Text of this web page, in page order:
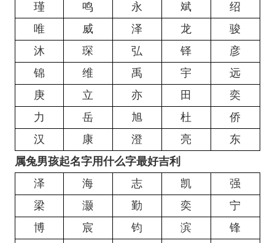
瑾
鸣 永 斌
绍
唯
威 泽 龙
骏
沐
琛 弘 铎
彦
锦
维 禹 宇
远
庚
立 亦 田
奕
力
岳 旭 杜
侨
汉
康 澄 亮
东
属兔男孩起名字用什么字最好吉利
泽
海 志 凯
强
梁
灏 勤 奕
宁
博
宸 钧 滨
锋